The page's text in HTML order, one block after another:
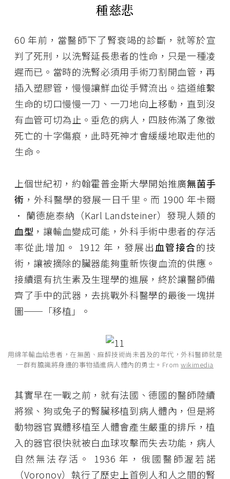
種慈悲
60 年前，當醫師下了腎衰竭的診斷，就等於宣
判了死刑，以洗腎延長患者的性命，只是一種凌
遲而已。當時的洗腎必須用手術刀割開血管，再
插入塑膠管，慢慢讓鮮血從手臂流出。這道維繫
生命的切口慢慢一刀、一刀地向上移動，直到沒
有血管可切為止。垂危的病人，四肢佈滿了象徵
死亡的十字傷痕，此時死神才會緩緩地取走他的
生命。
上個世紀初，約翰霍普金斯大學開始推廣無菌手
術 ，外科醫學的發展一日千里。而 1900 年卡爾
· 蘭德施泰納（Karl Landsteiner）發現人類的
血型 ，讓輸血變成可能，外科手術中患者的存活
率從此增加。 1912 年，發展出血管接合的技
術，讓被摘除的臟器能夠重新恢復血流的供應。
接續還有抗生素及生理學的進展，終於讓醫師備
齊了手中的武器，去挑戰外科醫學的最後一塊拼
圖──「移植」。
用綿羊輸血給患者，在無菌、麻醉技術尚未普及的年代，外科醫師就是
一群有膽識將身邊的事物插進病人體內的勇士。Fromwikimedia
其實早在一戰之前，就有法國、德國的醫師陸續
將猴、狗或兔子的腎臟移植到病人體內，但是將
動物器官異體移植至人體會產生嚴重的排斥，植
入的器官很快就被白血球攻擊而失去功能，病人
自然無法存活。 1936 年，俄國醫師渥若諾
（Voronoy）執行了歷史上首例人和人之間的腎